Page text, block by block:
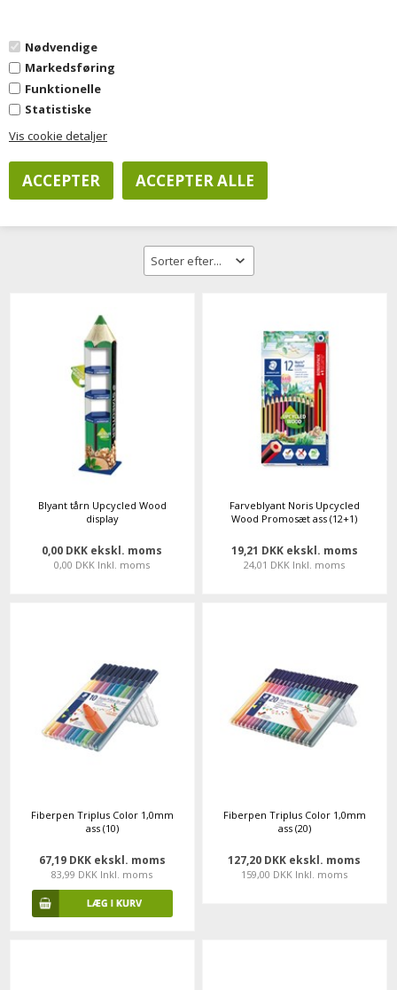
Nødvendige
Markedsføring
Funktionelle
Statistiske
Vis cookie detaljer
Forside»Kontorartikler
Filtpenne
Blyant tårn Upcycled Wood
display
0,00 DKK ekskl. moms
0,00 DKK Inkl. moms
Farveblyant Noris Upcycled
Wood Promosæt ass (12+1)
19,21 DKK ekskl. moms
24,01 DKK Inkl. moms
Fiberpen Triplus Color 1,0mm
ass (10)
67,19 DKK ekskl. moms
83,99 DKK Inkl. moms
Fiberpen Triplus Color 1,0mm
ass (20)
127,20 DKK ekskl. moms
159,00 DKK Inkl. moms